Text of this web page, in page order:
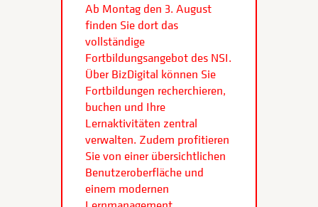
Ab Montag den 3. August
finden Sie dort das
vollständige
Fortbildungsangebot des NSI.
Über BizDigital können Sie
Fortbildungen recherchieren,
buchen und Ihre
Lernaktivitäten zentral
verwalten. Zudem profitieren
Sie von einer übersichtlichen
Benutzeroberfläche und
einem modernen